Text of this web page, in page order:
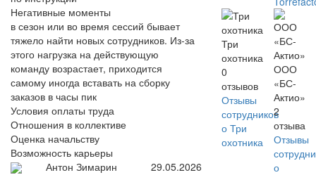
Негативные моменты
в сезон или во время сессий бывает
тяжело найти новых сотрудников. Из-за
этого нагрузка на действующую
команду возрастает, приходится
самому иногда вставать на сборку
заказов в часы пик
Условия оплаты труда
Отношения в коллективе
Оценка начальству
Возможность карьеры
Антон Зимарин
29.05.2026
Три
охотника
0
отзывов
Отзывы
сотрудников
о Три
охотника
ООО
«БС-
Актио»
2
отзыва
Отзывы
о